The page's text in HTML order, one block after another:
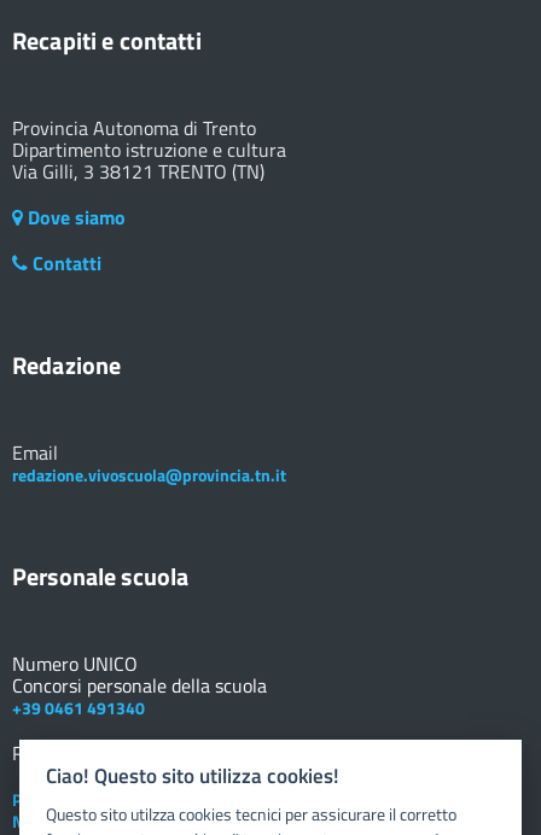
Recapiti e contatti
Provincia Autonoma di Trento
Dipartimento istruzione e cultura
Via Gilli, 3 38121 TRENTO (TN)
Dove siamo
Contatti
Redazione
Email
redazione.vivoscuola@provincia.tn.it
Personale scuola
Numero UNICO
Concorsi personale della scuola
+39 0461 491340
Registro elettronico
Posta elettronica istituzionale
Nuovo sportello dipendente
Ciao! Questo sito utilizza cookies!
Questo sito utilzza cookies tecnici per assicurare il corretto